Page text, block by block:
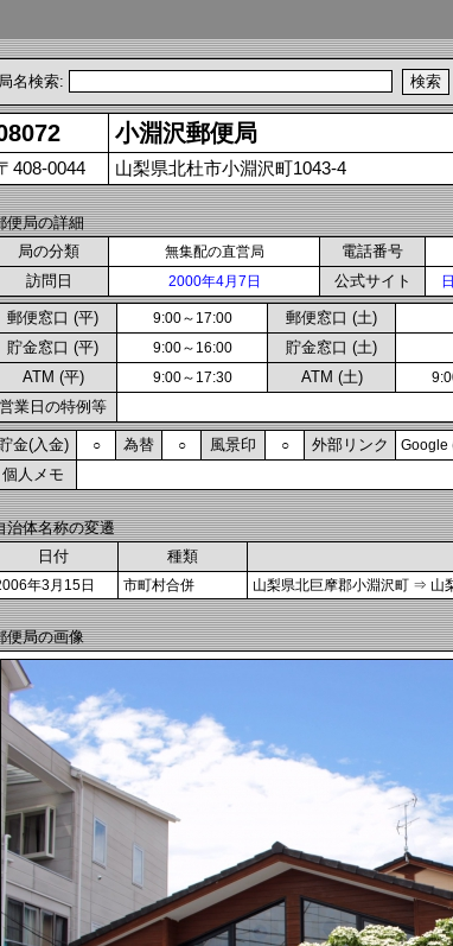
局名検索:
小淵沢郵便局
408-0044 山梨県北杜市小淵沢町1043-4
便局の詳細
局の分類
無集配の直営局 電話番号
訪問日 2000年4月7日 公式サイト
郵便窓口 (平) 9:00～17:00 郵便窓口 (土)
貯金窓口 (平) 9:00～16:00 貯金窓口 (土)
ATM (平) 9:00～17:30 ATM (土)
営業日の特例等
金(入金) ○ 為替 ○ 風景印 ○ 外部リンク Google
個人メモ
治体名称の変遷
日付
種類
年3月15日 市町村合併 山梨県北巨摩郡小淵沢町 ⇒ 山
便局の画像